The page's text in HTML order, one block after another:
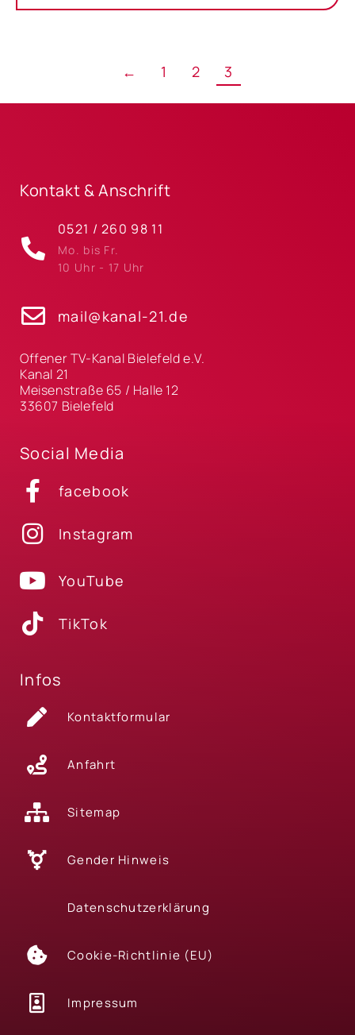
← 1 2 3
Kontakt & Anschrift
0521 / 260 98 11
Mo. bis Fr.
10 Uhr - 17 Uhr
mail@kanal-21.de
Offener TV-Kanal Bielefeld e.V.
Kanal 21
Meisenstraße 65 / Halle 12
33607 Bielefeld
Social Media
facebook
Instagram
YouTube
TikTok
Infos
Kontaktformular
Anfahrt
Sitemap
Gender Hinweis
Datenschutzerklärung
Cookie-Richtlinie (EU)
Impressum